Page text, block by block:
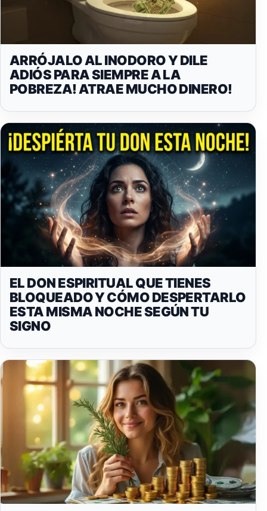
ARRÓJALO AL INODORO Y DILE
ADIÓS PARA SIEMPRE A LA
POBREZA! ATRAE MUCHO DINERO!
EL DON ESPIRITUAL QUE TIENES
BLOQUEADO Y CÓMO DESPERTARLO
ESTA MISMA NOCHE SEGÚN TU
SIGNO